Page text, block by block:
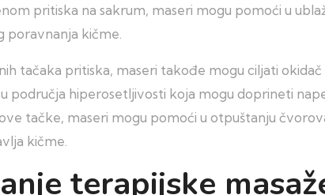
pritiska na sakrum, maseri mogu pomoći u
poravnanja kičme.
tačaka pritiska, maseri takođe mogu ciljati
područja hiperosetljivosti koja mogu doprineti
tačke, maseri mogu pomoći u otpuštanju
kičme.
terapijske